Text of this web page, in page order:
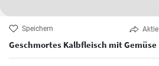
Speichern Aktie
Geschmortes Kalbfleisch mit Gemüse